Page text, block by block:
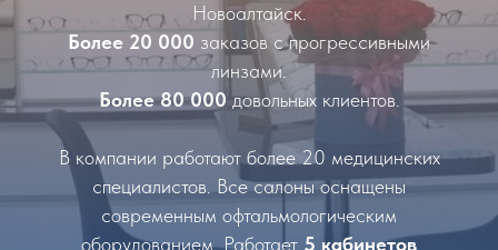
Новоалтайск.
Более 20 000 заказов с прогрессивными
линзами.
Более 80 000 довольных клиентов.
В компании работают более 20 медицинских
специалистов. Все салоны оснащены
современным офтальмологическим
оборудованием. Работает 5 кабинетов